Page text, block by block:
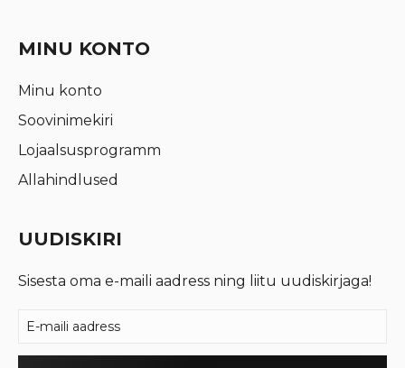
MINU KONTO
Minu konto
Soovinimekiri
Lojaalsusprogramm
Allahindlused
UUDISKIRI
Sisesta oma e-maili aadress ning liitu uudiskirjaga!